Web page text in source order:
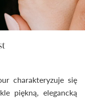
charakteryzuje się
piękną, elegancką